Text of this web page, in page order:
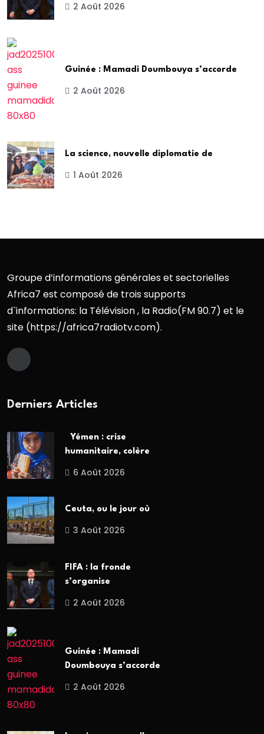
2 Août 2026
Guinée : Mamadi Doumbouya s’accorde
2 Août 2026
La science, nouvelle diplomatie de
1 Août 2026
Groupe d’informations générales et sectorielles
Africa7 est composé de trois supports
d`informations: la Télévision , la Radio(FM 90.7) et le
site (https://africa7radiotv.com).
Derniers Articles
Yémen : crise
humanitaire, colère
6 Août 2026
Ceuta, ou le jour où
3 Août 2026
FIFA : la fronde
s’organise
2 Août 2026
Guinée : Mamadi
Doumbouya s’accorde
2 Août 2026